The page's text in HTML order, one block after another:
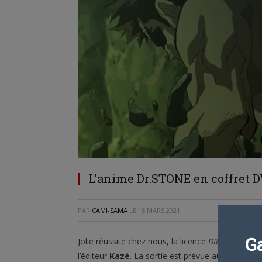
L’anime Dr.STONE en coffret
PAR CAMI-SAMA LE 15 MARS 2021
Jolie réussite chez nous, la licence DR. STONEva
l’éditeur Kazé. La sortie est prévue au début du